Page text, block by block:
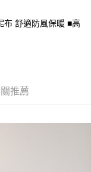
結算日後寄送繳費提
本公司）所提供，讓
，商店將以您的個人
蒐集、處理及利用，
及更正。
「AFTEE先享後付」
要取消訂單，請聯絡
，需透過AFTEE先享
繫「AFTEE先享後付
support/home
布 舒適防風保暖 ■高
推薦